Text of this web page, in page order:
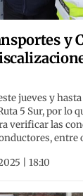
y
jueves y
5 Sur, por lo
verificar las
entre
| 18:10